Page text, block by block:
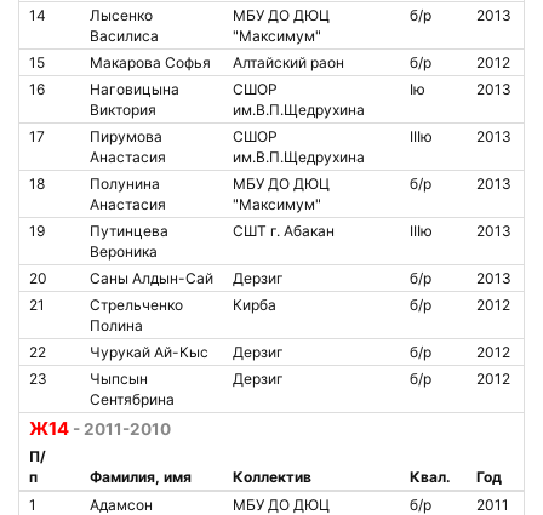
14
Лысенко
Василиса
МБУ ДО ДЮЦ
"Максимум"
б/р 2013
15 Макарова Софья Алтайский раон б/р
2012
16
Наговицына
Виктория
СШОР
им.В.П.Щедрухина
Iю 2013
17
Пирумова
Анастасия
СШОР
им.В.П.Щедрухина
IIIю 2013
18
Полунина
Анастасия
МБУ ДО ДЮЦ
"Максимум"
б/р 2013
19
Путинцева
Вероника
СШТ г. Абакан IIIю 2013
20 Саны Алдын-Сай Дерзиг б/р
2013
21
Стрельченко
Полина
Кирба б/р 2012
22 Чурукай Ай-Кыс Дерзиг б/р
2012
23
Чыпсын
Сентябрина
Дерзиг б/р 2012
Ж14 - 2011-2010
П/
п
Фамилия, имя Коллектив Квал.
Год
1
Адамсон
МБУ ДО ДЮЦ
б/р 2011